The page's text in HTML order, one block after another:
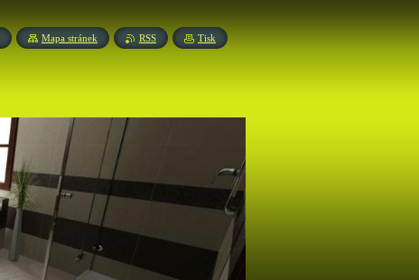
Mapa stránek RSS Tisk